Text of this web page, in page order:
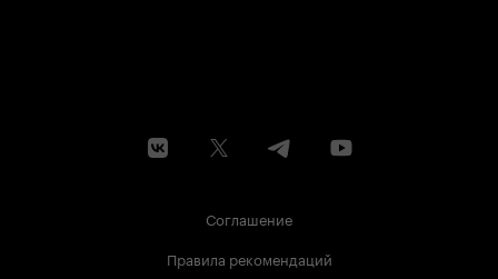
Соглашение
Правила рекомендаций